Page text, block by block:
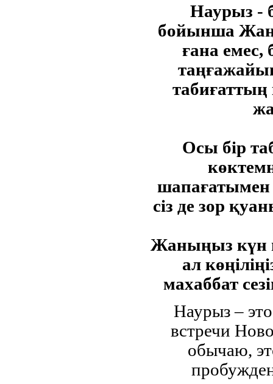
Наурыз -
бойынша
ғана емес,
табиғаттың
Осы бір
шапағатымен
сіз де зор
Жаныңыз күн
ал
махаббат
Наурыз –
встречи
обычаю,